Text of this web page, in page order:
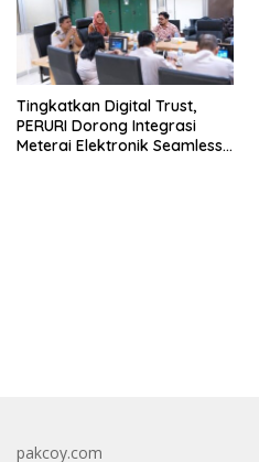
Tingkatkan Digital Trust,
PERURI Dorong Integrasi
Meterai Elektronik Seamless
pakcoy.com